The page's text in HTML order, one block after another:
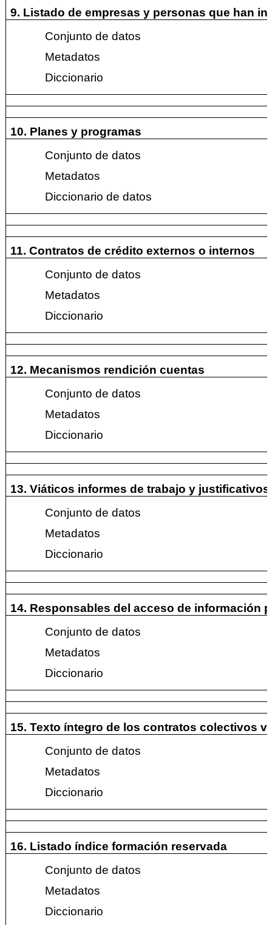
9. Listado de empresas y personas que han
Conjunto de datos
Metadatos
Diccionario
10. Planes y programas
Conjunto de datos
Metadatos
Diccionario de datos
11. Contratos de crédito externos o internos
Conjunto de datos
Metadatos
Diccionario
12. Mecanismos rendición cuentas
Conjunto de datos
Metadatos
Diccionario
13. Viáticos informes de trabajo y
Conjunto de datos
Metadatos
Diccionario
14. Responsables del acceso de información
Conjunto de datos
Metadatos
Diccionario
15. Texto íntegro de los contratos colectivos
Conjunto de datos
Metadatos
Diccionario
16. Listado índice formación reservada
Conjunto de datos
Metadatos
Diccionario